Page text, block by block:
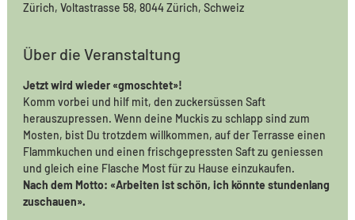
Zürich, Voltastrasse 58, 8044 Zürich, Schweiz
Über die Veranstaltung
Jetzt wird wieder «gmoschtet»!
Komm vorbei und hilf mit, den zuckersüssen Saft
herauszupressen. Wenn deine Muckis zu schlapp sind zum
Mosten, bist Du trotzdem willkommen, auf der Terrasse einen
Flammkuchen und einen frischgepressten Saft zu geniessen
und gleich eine Flasche Most für zu Hause einzukaufen.
Nach dem Motto: «Arbeiten ist schön, ich könnte stundenlang
zuschauen».